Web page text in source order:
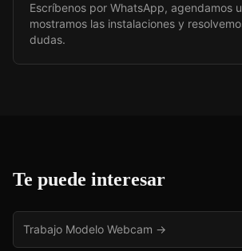
Escríbenos por WhatsApp, agendamos
mostramos las instalaciones y
dudas.
Te puede interesar
Trabajo Modelo Webcam →